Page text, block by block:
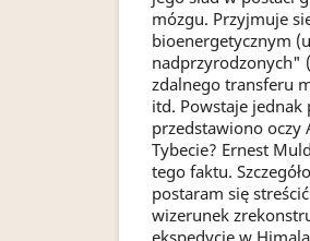
mózgu. Przyjmuje
bioenergetycznym
nadprzyrodzonych"
zdalnego transferu
itd. Powstaje jednak
przedstawiono oczy
Tybecie? Ernest
tego faktu.
postaram się
wizerunek
ekspedycję w